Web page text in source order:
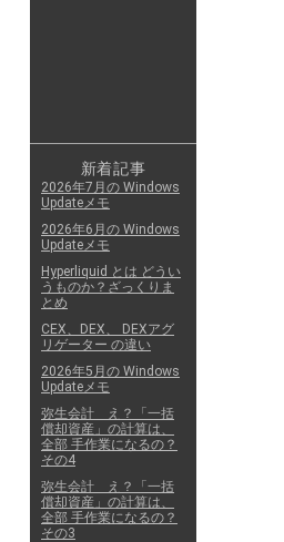
新着記事
2026年7月の Windows
Updateメモ
2026年6月の Windows
Updateメモ
Hyperliquid とは どうい
うものか？ざっくりま
とめ
CEX、DEX、 DEXアグ
リゲーター の違い
2026年5月の Windows
Updateメモ
弥生会計 え？「一括
償却資産」の計算は、
全部 手作業になるの？
その4
弥生会計 え？「一括
償却資産」の計算は、
全部 手作業になるの？
その3